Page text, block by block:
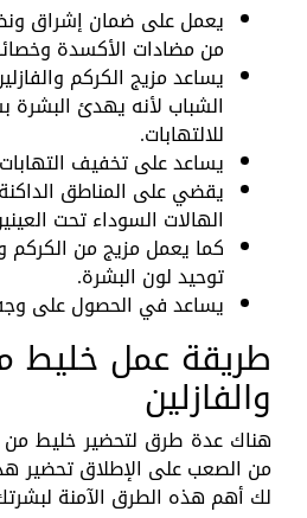
يعمل على ضمان إشراق
من مضادات الأكسدة
يساعد مزيج الكركم
الشباب لأنه يهدئ البشرة
للالتهابات.
يساعد على تخفيف
يقضي على المناطق
الهالات السوداء تحت
كما يعمل مزيج من الكركم
توحيد لون البشرة.
يساعد في الحصول على
طريقة عمل خليط
والفازلين
هناك عدة طرق لتحضير خليط من
من الصعب على الإطلاق تحضير
لك أهم هذه الطرق الآمنة